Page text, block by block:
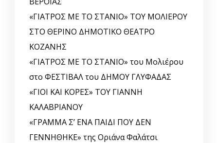
«ΓΙΑΤΡΟΣ ΜΕ ΤΟ ΣΤΑΝΙΟ» ΤΟΥ ΜΟΛΙΕΡΟΥ
ΣΤΟ ΘΕΡΙΝΟ ΔΗΜΟΤΙΚΟ ΘΕΑΤΡΟ
ΚΟΖΑΝΗΣ
«ΓΙΑΤΡΟΣ ΜΕ ΤΟ ΣΤΑΝΙΟ» του Μολιέρου
στο ΦΕΣΤΙΒΑΛ του ΔΗΜΟΥ ΓΛΥΦΑΔΑΣ
«ΓΙΟΙ ΚΑΙ ΚΟΡΕΣ» ΤΟΥ ΓΙΑΝΝΗ
ΚΑΛΑΒΡΙΑΝΟΥ
«ΓΡΑΜΜΑ Σ’ ΕΝΑ ΠΑΙΔΙ ΠΟΥ ΔΕΝ
ΓΕΝΝΗΘΗΚΕ» της Οριάνα Φαλάτσι